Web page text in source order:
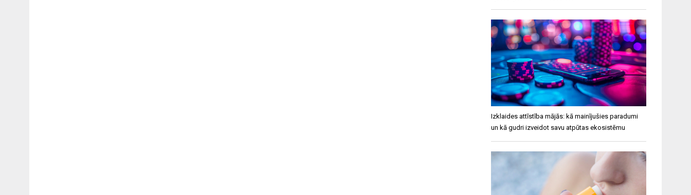
Izklaides attīstība mājās: kā mainījušies paradumi
un kā gudri izveidot savu atpūtas ekosistēmu